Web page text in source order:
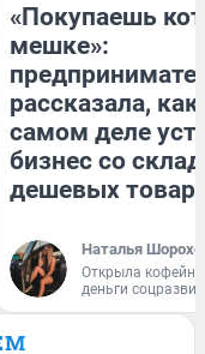
«Покупаешь
мешке»:
рассказала, как
самом деле
бизнес со
дешевых
Наталья
Открыла
деньги